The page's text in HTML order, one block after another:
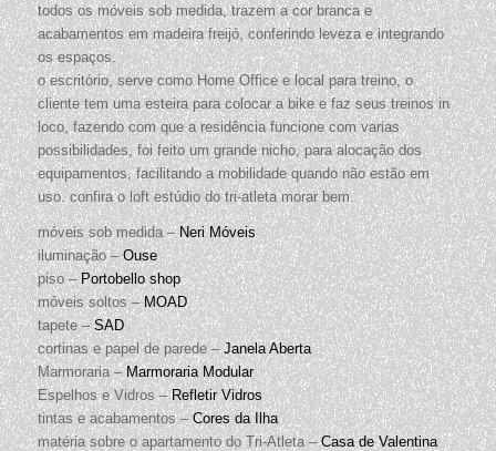
todos os móveis sob medida, trazem a cor branca e
acabamentos em madeira freijó, conferindo leveza e integrando
os espaços.
o escritório, serve como Home Office e local para treino, o
cliente tem uma esteira para colocar a bike e faz seus treinos in
loco, fazendo com que a residência funcione com varias
possibilidades, foi feito um grande nicho, para alocação dos
equipamentos, facilitando a mobilidade quando não estão em
uso. confira o loft estúdio do tri-atleta morar bem.
móveis sob medida –Neri Móveis
iluminação – Ouse
piso –Portobello shop
móveis soltos –MOAD
tapete –SAD
cortinas e papel de parede –Janela Aberta
Marmoraria –Marmoraria Modular
Espelhos e Vidros –Refletir Vidros
tintas e acabamentos –Cores da Ilha
matéria sobre o apartamento do Tri-Atleta –Casa de Valentina